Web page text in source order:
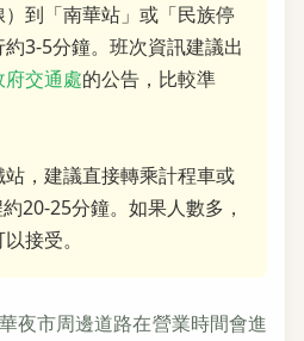
）到「南華站」或「民族停
3-5分鐘。班次資訊建議出
交通處的公告，比較準
，建議直接轉乘計程車或
20-25分鐘。如果人數多，
接受。
夜市周邊道路在營業時間會進